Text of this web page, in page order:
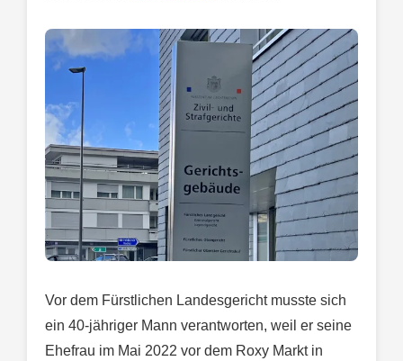
Vor dem Fürstlichen Landesgericht musste sich
ein 40-jähriger Mann verantworten, weil er seine
Ehefrau im Mai 2022 vor dem Roxy Markt in